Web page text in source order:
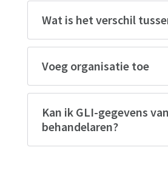
Wat is het verschil
Voeg organisatie toe
Kan ik GLI-gegevens
behandelaren?